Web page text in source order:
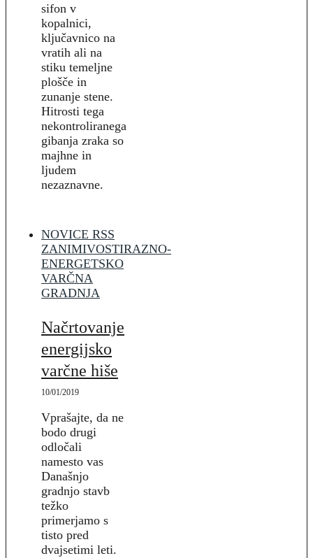
sifon v
kopalnici,
ključavnico na
vratih ali na
stiku temeljne
plošče in
zunanje stene.
Hitrosti tega
nekontroliranega
gibanja zraka so
majhne in
ljudem
nezaznavne.
NOVICE RSS
ZANIMIVOSTIRAZNO-
ENERGETSKO
VARČNA
GRADNJA
Načrtovanje
energijsko
varčne hiše
10/01/2019
Vprašajte, da ne
bodo drugi
odločali
namesto vas
Današnjo
gradnjo stavb
težko
primerjamo s
tisto pred
dvajsetimi leti.